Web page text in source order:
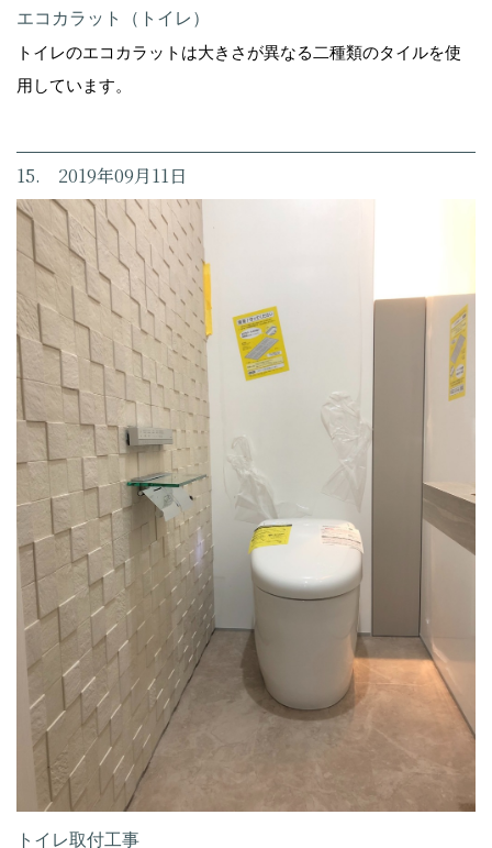
エコカラット（トイレ）
トイレのエコカラットは大きさが異なる二種類のタイルを使
用しています。
15. 2019年09月11日
トイレ取付工事